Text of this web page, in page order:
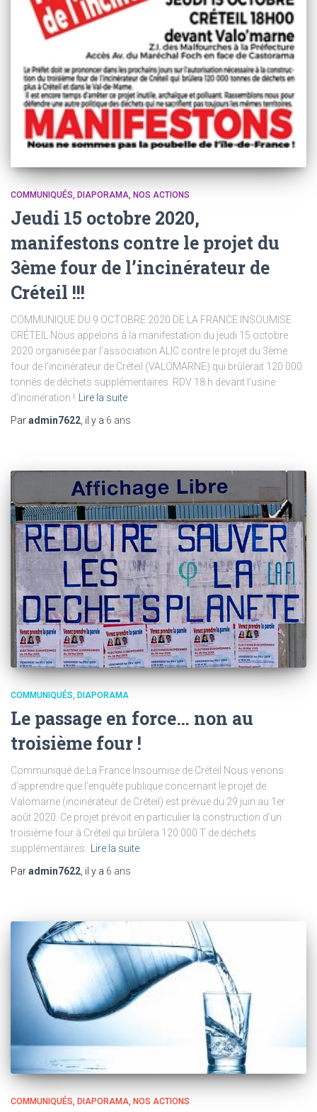
COMMUNIQUÉS DIAPORAMA NOS ACTIONS
Jeudi 15 octobre 2020,
manifestons contre le projet du
3ème four de l’incinérateur de
Créteil !!!
COMMUNIQUE DU 9 OCTOBRE 2020 DE LA FRANCE INSOUMISE
CRÉTEIL Nous appelons à la manifestation du jeudi 15 octobre
2020 organisée par l’association ALIC contre le projet du 3ème
four de l’incinérateur de Créteil (VALOMARNE) qui brûlerait 120 000
tonnes de déchets supplémentaires. RDV 18 h devant l’usine
d’incinération !
Lire la suite
Paradmin7622 , il y a 6 ans
COMMUNIQUÉS DIAPORAMA
Le passage en force… non au
troisième four !
Communiqué de La France Insoumise de Créteil Nous venons
d’apprendre que l’enquête publique concernant le projet de
Valomarne (incinérateur de Créteil) est prévue du 29 juin au 1er
août 2020. Ce projet prévoit en particulier la construction d’un
troisième four à Créteil qui brûlera 120 000 T de déchets
supplémentaires. Lire la suite
Paradmin7622, il y a 6 ans
COMMUNIQUÉS DIAPORAMA NOS ACTIONS